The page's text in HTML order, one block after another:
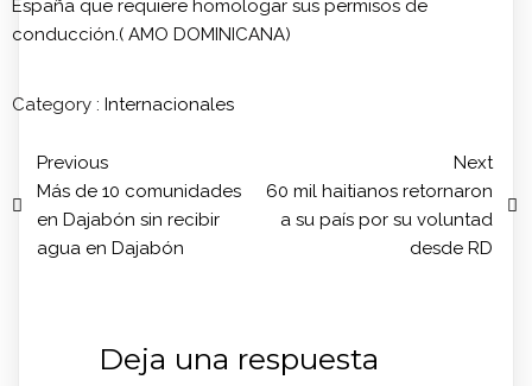
España que requiere homologar sus permisos de
conducción.( AMO DOMINICANA)
Category : Internacionales
Previous
Más de 10 comunidades
en Dajabón sin recibir
agua en Dajabón
Next
60 mil haitianos retornaron
a su país por su voluntad
desde RD
Deja una respuesta